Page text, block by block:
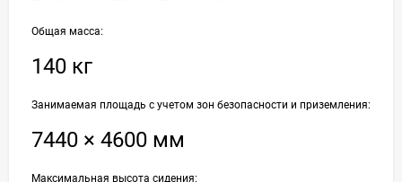
Общая масса:
140 кг
Занимаемая площадь с учетом зон безопасности и приземления:
7440 × 4600 мм
Максимальная высота сидения: